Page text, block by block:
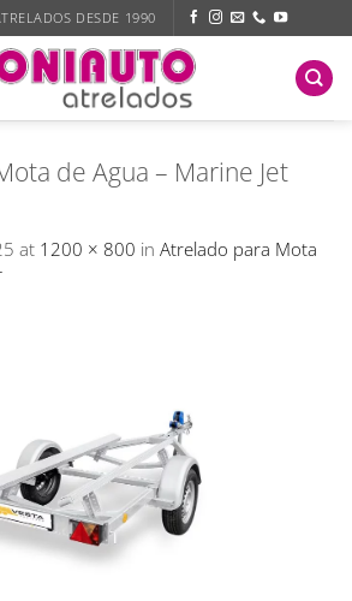
DESDE 1990
de Agua – Marine Jet
at 1200 × 800 in Atrelado para Mota